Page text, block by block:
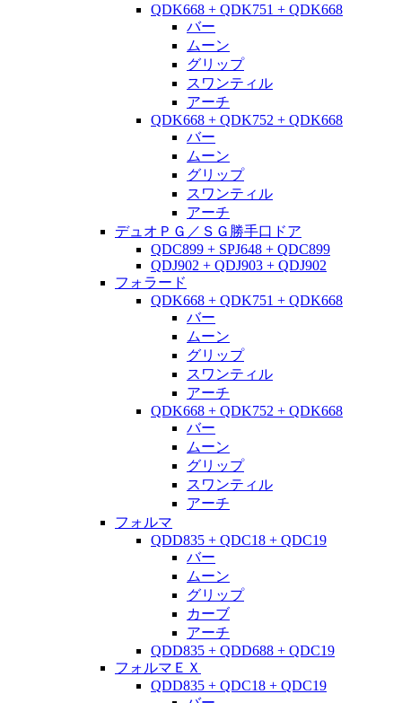
QDK668 + QDK751 + QDK668
バー
ムーン
グリップ
スワンティル
アーチ
QDK668 + QDK752 + QDK668
バー
ムーン
グリップ
スワンティル
アーチ
デュオＰＧ／ＳＧ勝手口ドア
QDC899 + SPJ648 + QDC899
QDJ902 + QDJ903 + QDJ902
フォラード
QDK668 + QDK751 + QDK668
バー
ムーン
グリップ
スワンティル
アーチ
QDK668 + QDK752 + QDK668
バー
ムーン
グリップ
スワンティル
アーチ
フォルマ
QDD835 + QDC18 + QDC19
バー
ムーン
グリップ
カーブ
アーチ
QDD835 + QDD688 + QDC19
フォルマＥＸ
QDD835 + QDC18 + QDC19